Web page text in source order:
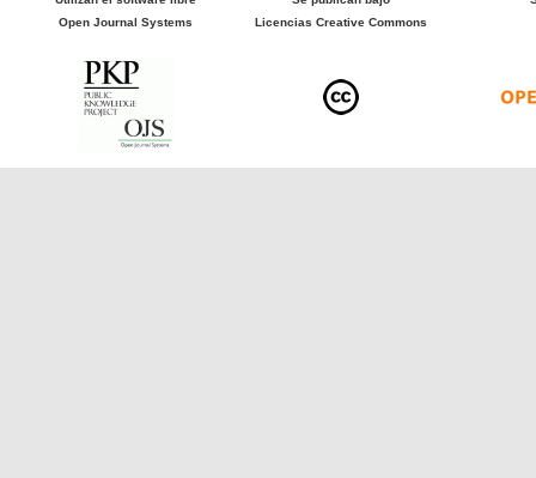
Open Journal Systems
Licencias Creative Commons